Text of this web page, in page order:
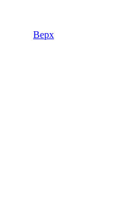
Верх